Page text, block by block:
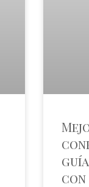
con